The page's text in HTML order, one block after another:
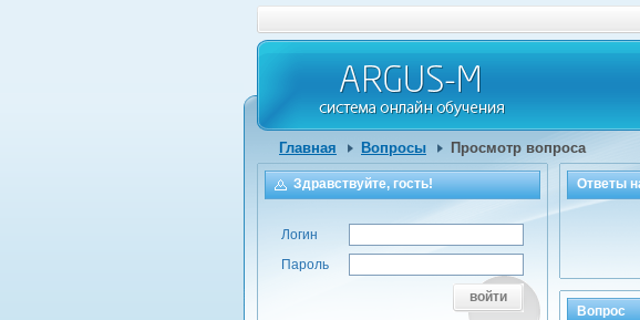
Главная Вопросы Просмотр вопроса
Ответы
Вопрос
Здравствуйте, гость!
Логин
Пароль
войти